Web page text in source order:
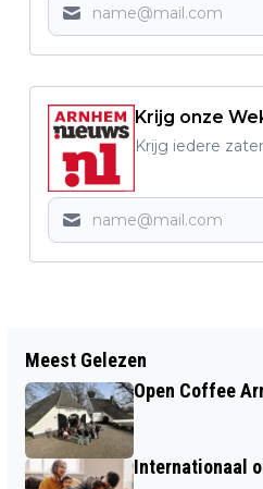
Krijg onze
Krijg iedere
RIJNSTATE
DONATIE VAN
INDUSTRY
Meest Gelezen
Open Coffee
Internationaal